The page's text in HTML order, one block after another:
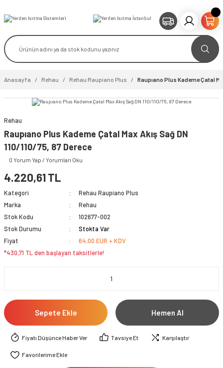
Anasayfa Rehau Rehau Raupiano Plus Raupıano Plus Kademe Çatal
Rehau
Raupıano Plus Kademe Çatal Max Akış Sağ DN
110/110/75, 87 Derece
0 Yorum Yap / Yorumları Oku
4.220,61 TL
Kategori
Rehau Raupiano Plus
Marka
Rehau
Stok Kodu
102677-002
Stok Durumu
Stokta Var
Fiyat
64,00 EUR + KDV
*430,71 TL den başlayan taksitlerle!
Sepete Ekle Hemen Al
Fiyatı Düşünce Haber Ver Tavsiye Et Karşılaştır